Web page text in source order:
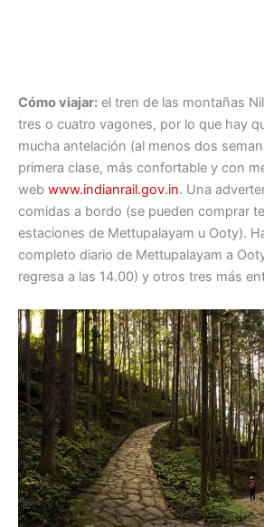
Cómo viajar: el tren de las montañas
tres o cuatro vagones, por lo que hay
mucha antelación (al menos dos
primera clase, más confortable y con
web www.indianrail.gov.in. Una
comidas a bordo (se pueden comprar
estaciones de Mettupalayam u Ooty).
completo diario de Mettupalayam a
regresa a las 14.00) y otros tres más